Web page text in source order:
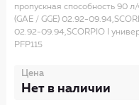
пропускная способность 90 л/
(GAE / GGE) 02.92-
02.92-09.94,SCORPIO I
PFP115
Цена
Нет в наличии